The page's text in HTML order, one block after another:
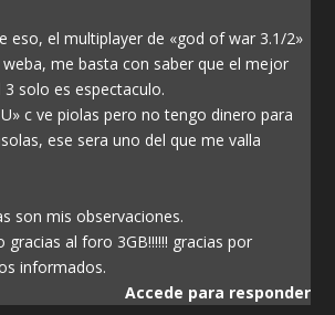
eso, el multiplayer de «god of war 3.1/2»
me basta con saber que el mejor
3 solo es espectaculo.
c ve piolas pero no tengo dinero para
ese sera uno del que me valla
son mis observaciones.
gracias al foro 3GB!!!!!! gracias por
informados.
Accede para responder